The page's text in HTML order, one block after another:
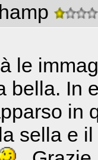
le
bella. In
in
sella e